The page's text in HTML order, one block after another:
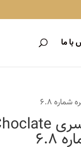
با ما
6.8